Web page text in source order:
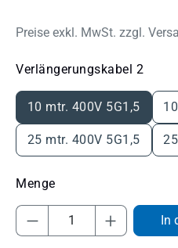
Preise exkl. MwSt. zzgl.
Verlängerungskabel 2
10 mtr. 400V 5G1,5
25 mtr. 400V 5G1,5
Produkt Anzahl: In